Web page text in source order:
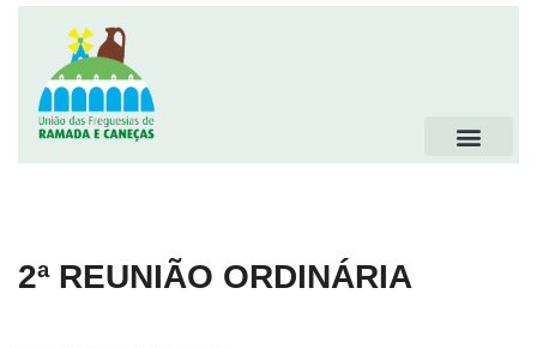
2ª REUNIÃO ORDINÁRIA